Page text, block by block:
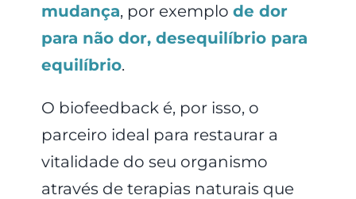
mudança, por exemplode dor
para não dor, desequilíbrio para
equilíbrio.
O biofeedback é, por isso, o
parceiro ideal para restaurar a
vitalidade do seu organismo
através de terapias naturais que